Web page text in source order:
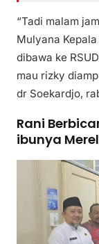
“Tadi malam
Mulyana
dibawa ke
mau rizky
dr Soekardjo,
Rani
ibunya